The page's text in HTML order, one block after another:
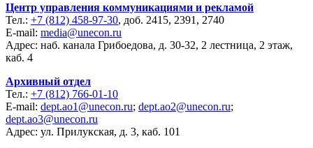
Центр управления коммуникациями и рекламой
Тел.: +7 (812) 458-97-30, доб. 2415, 2391, 2740
E-mail: media@unecon.ru
Адрес: наб. канала Грибоедова, д. 30-32, 2 лестница, 2 этаж,
каб. 4
Архивный отдел
Тел.: +7 (812) 766-01-10
E-mail: dept.ao1@unecon.ru; dept.ao2@unecon.ru;
dept.ao3@unecon.ru
Адрес: ул. Прилукская, д. 3, каб. 101